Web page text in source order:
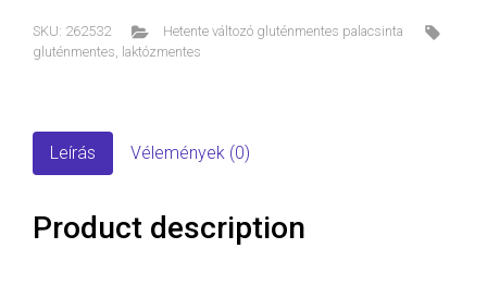
SKU: 262532
Hetente változó gluténmentes palacsinta
gluténmentes, laktózmentes
Leírás Vélemények (0)
Product description